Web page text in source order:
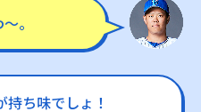
。
持ち味でしょ！